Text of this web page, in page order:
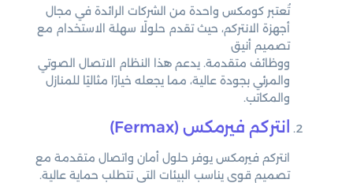
تُعتبر كومكس واحدة من الشركات الرائدة في مجال
أجهزة الانتركم، حيث تقدم حلولًا سهلة الاستخدام مع
تصميم أنيق
ووظائف متقدمة. يدعم هذا النظام الاتصال الصوتي
والمرئي بجودة عالية، مما يجعله خيارًا مثاليًا للمنازل
والمكاتب.
انتركم فيرمكس (Fermax)
انتركم فيرمكس يوفر حلول أمان واتصال متقدمة مع
تصميم قوي يناسب البيئات التي تتطلب حماية عالية.